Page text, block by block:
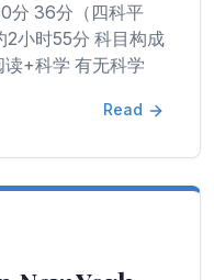
分 36分（四科平
2小时55分 科目构成
+科学 有无科学
Read